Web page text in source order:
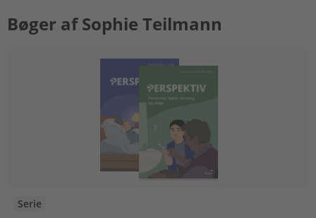
Bøger af Sophie Teilmann
Serie